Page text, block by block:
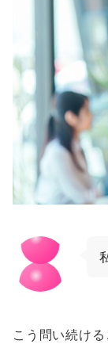
こう問い続け